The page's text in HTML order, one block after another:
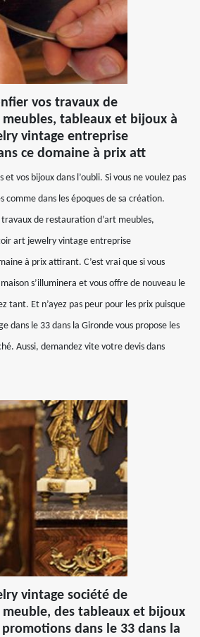
vos travaux de
tableaux et bijoux à
vintage entreprise
ce domaine à prix att
et vos bijoux dans l’oubli. Si vous ne voulez pas
comme dans les époques de sa création.
travaux de restauration d’art meubles,
art jewelry vintage entreprise
à prix attirant. C’est vrai que si vous
s’illuminera et vous offre de nouveau le
tant. Et n’ayez pas peur pour les prix puisque
dans le 33 dans la Gironde vous propose les
Aussi, demandez vite votre devis dans
vintage société de
des tableaux et bijoux
dans le 33 dans la